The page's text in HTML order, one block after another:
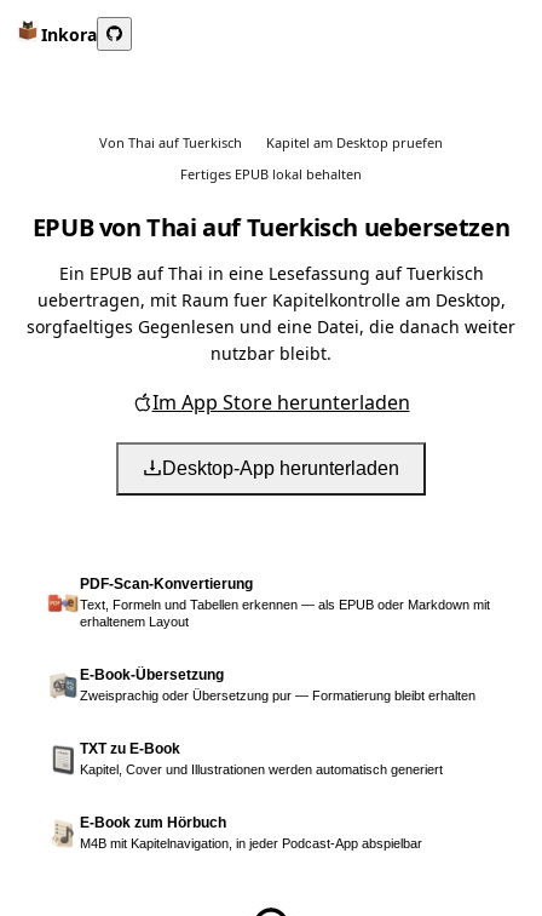
Inkora
Von Thai auf Tuerkisch
Kapitel am Desktop pruefen
Fertiges EPUB lokal behalten
EPUB von Thai auf Tuerkisch uebersetzen
Ein EPUB auf Thai in eine Lesefassung auf Tuerkisch
uebertragen, mit Raum fuer Kapitelkontrolle am Desktop,
sorgfaeltiges Gegenlesen und eine Datei, die danach weiter
nutzbar bleibt.
Im App Store herunterladen
Desktop-App herunterladen
PDF-Scan-Konvertierung
Text, Formeln und Tabellen erkennen — als EPUB oder Markdown mit
erhaltenem Layout
E-Book-Übersetzung
Zweisprachig oder Übersetzung pur — Formatierung bleibt erhalten
TXT zu E-Book
Kapitel, Cover und Illustrationen werden automatisch generiert
E-Book zum Hörbuch
M4B mit Kapitelnavigation, in jeder Podcast-App abspielbar